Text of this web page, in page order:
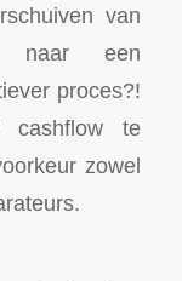
van
naar een
proces?!
te
zowel